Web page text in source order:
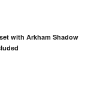
with Arkham Shadow